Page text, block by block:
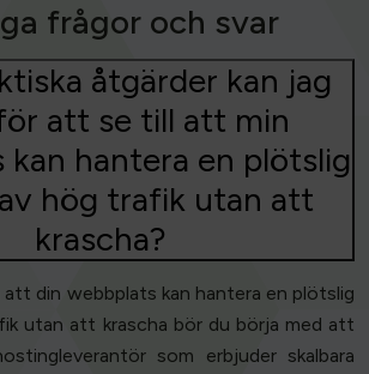
frågor och svar
åtgärder kan jag
att se till att min
hantera en plötslig
hög trafik utan att
krascha?
att din webbplats kan hantera en plötslig
utan att krascha bör du börja med att
som erbjuder skalbara